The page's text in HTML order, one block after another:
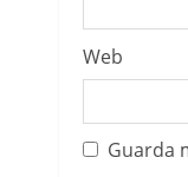
Web
Guarda